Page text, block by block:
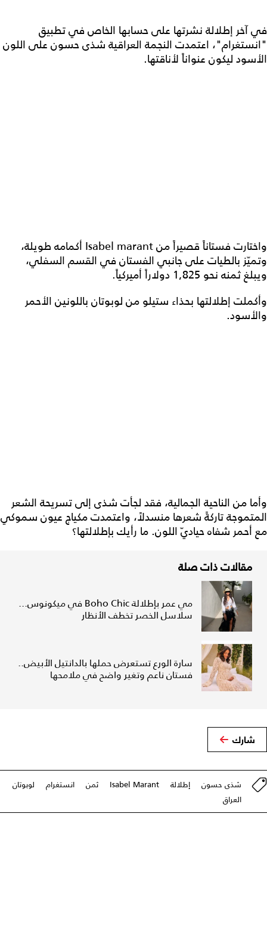
في آخر إطلالة نشرتها على حسابها الخاص في تطبيق
"انستغرام"، اعتمدت النجمة العراقية شذى حسون على اللون
الأسود ليكون عنواناً لأناقتها.
واختارت فستاناً قصيراً من Isabel marant أكمامه طويلة،
وتميّز بالطيات على جانبي الفستان في القسم السفلي،
ويبلغ ثمنه نحو 1,825 دولاراً أميركياً.
وأكملت إطلالتها بحذاء ستيلو من لوبوتان باللونين الأحمر
والأسود.
وأما من الناحية الجمالية، فقد لجأت شذى إلى تسريحة الشعر
المتموجة تاركةً شعرها منسدلاً، واعتمدت مكياج عيون سموكي
مع أحمر شفاه حياديّ اللون. ما رأيك بإطلالتها؟
مقالات ذات صلة
مي عمر بإطلالة Boho Chic في ميكونوس...
سلاسل الخصر تخطف الأنظار
سارة الورع تستعرض حملها بالدانتيل الأبيض..
فستان ناعم وتغير واضح في ملامحها
شارك
شذى حسون إطلالة Isabel Marant ثمن انستغرام
لوبوتان
العراق